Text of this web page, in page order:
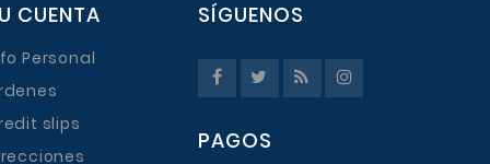
CUENTA
Personal
slips
SÍGUENOS
PAGOS